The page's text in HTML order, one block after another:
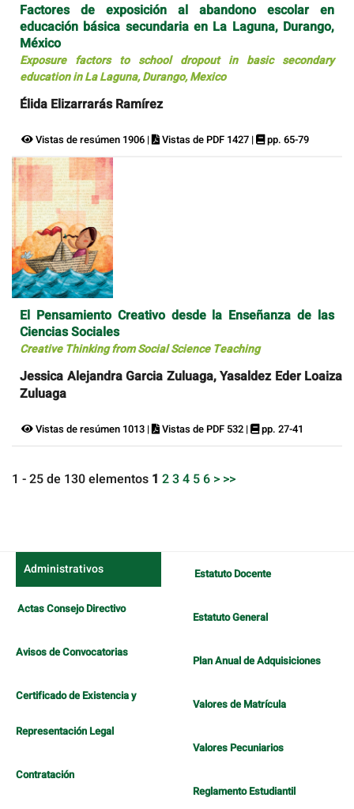
Factores de exposición al abandono escolar en
educación básica secundaria en La Laguna, Durango,
México
Exposure factors to school dropout in basic secondary
education in La Laguna, Durango, Mexico
Élida Elizarrarás Ramírez
Vistas de resúmen 1906 | Vistas de PDF 1427 | pp. 65-79
El Pensamiento Creativo desde la Enseñanza de las
Ciencias Sociales
Creative Thinking from Social Science Teaching
Jessica Alejandra Garcia Zuluaga, Yasaldez Eder Loaiza
Zuluaga
Vistas de resúmen 1013 | Vistas de PDF 532 | pp. 27-41
1 - 25 de 130 elementos 1 234 56 > >>
Administrativos
Actas Consejo Directivo
Avisos de Convocatorias
Certificado de Existencia y
Representación Legal
Contratación
Estatuto Docente
Estatuto General
Plan Anual de Adquisiciones
Valores de Matrícula
Valores Pecuniarios
Reglamento Estudiantil